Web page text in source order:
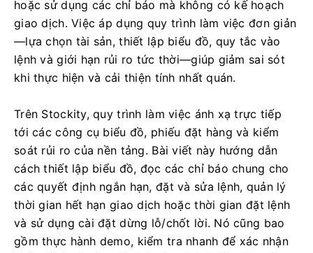
hoặc sử dụng các chỉ báo mà không có kế hoạch
giao dịch. Việc áp dụng quy trình làm việc đơn giản
—lựa chọn tài sản, thiết lập biểu đồ, quy tắc vào
lệnh và giới hạn rủi ro tức thời—giúp giảm sai sót
khi thực hiện và cải thiện tính nhất quán.
Trên Stockity, quy trình làm việc ánh xạ trực tiếp
tới các công cụ biểu đồ, phiếu đặt hàng và kiểm
soát rủi ro của nền tảng. Bài viết này hướng dẫn
cách thiết lập biểu đồ, đọc các chỉ báo chung cho
các quyết định ngắn hạn, đặt và sửa lệnh, quản lý
thời gian hết hạn giao dịch hoặc thời gian đặt lệnh
và sử dụng cài đặt dừng lỗ/chốt lời. Nó cũng bao
gồm thực hành demo, kiểm tra nhanh để xác nhận